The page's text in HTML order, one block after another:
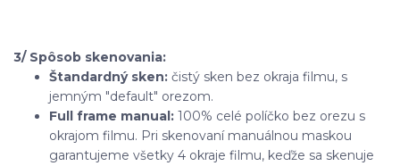
3/ Spôsob skenovania:
Štandardný sken: čistý sken bez okraja filmu, s
jemným "default" orezom.
Full frame manual: 100% celé políčko bez orezu s
okrajom filmu. Pri skenovaní manuálnou maskou
garantujeme všetky 4 okraje filmu, keďže sa skenuje